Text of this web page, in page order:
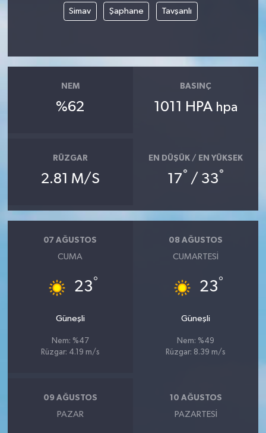
Simav Şaphane Tavşanlı
NEM
%62
BASINÇ
1011 HPA hpa
RÜZGAR
2.81 M/S
EN DÜŞÜK / EN YÜKSEK
17° / 33°
07 AĞUSTOS
CUMA
23°
Güneşli
Nem: %47
Rüzgar: 4.19 m/s
08 AĞUSTOS
CUMARTESI
23°
Güneşli
Nem: %49
Rüzgar: 8.39 m/s
09 AĞUSTOS
PAZAR
10 AĞUSTOS
PAZARTESI
Siyaset
Tarım ve Ekonomi
Yaşam